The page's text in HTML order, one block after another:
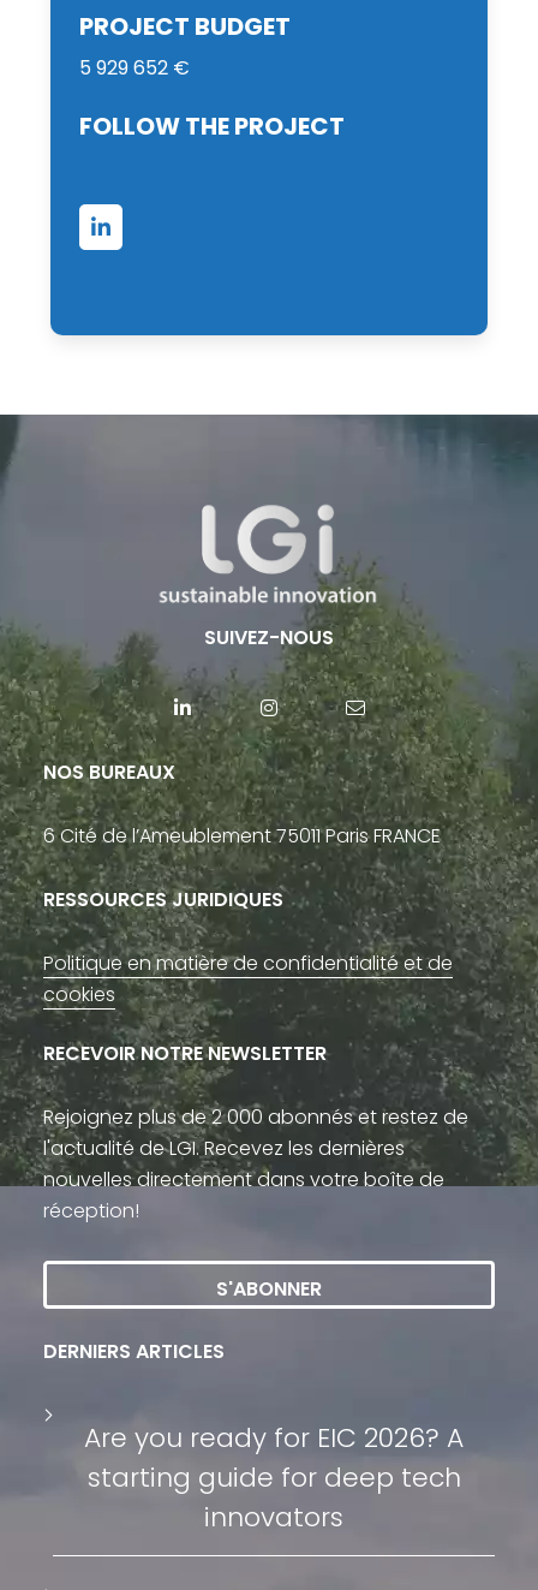
PROJECT BUDGET
5 929 652 €
FOLLOW THE PROJECT
SUIVEZ-NOUS
NOS BUREAUX
6 Cité de l’Ameublement 75011 Paris FRANCE
RESSOURCES JURIDIQUES
Politique en matière de confidentialité et de
cookies
RECEVOIR NOTRE NEWSLETTER
Rejoignez plus de 2 000 abonnés et restez de
l'actualité de LGI. Recevez les dernières
nouvelles directement dans votre boîte de
réception!
S'ABONNER
DERNIERS ARTICLES
Are you ready for EIC 2026? A
starting guide for deep tech
innovators